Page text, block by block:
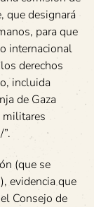
que designará
para que
internacional
derechos
incluida
de Gaza
militares
(que se
evidencia que
Consejo de